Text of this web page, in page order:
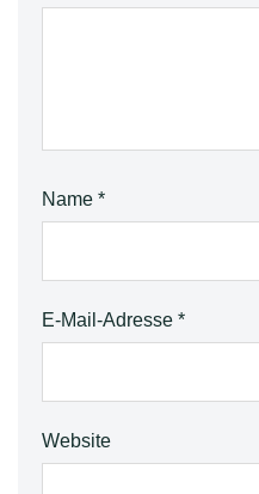
Name *
E-Mail-Adresse *
Website